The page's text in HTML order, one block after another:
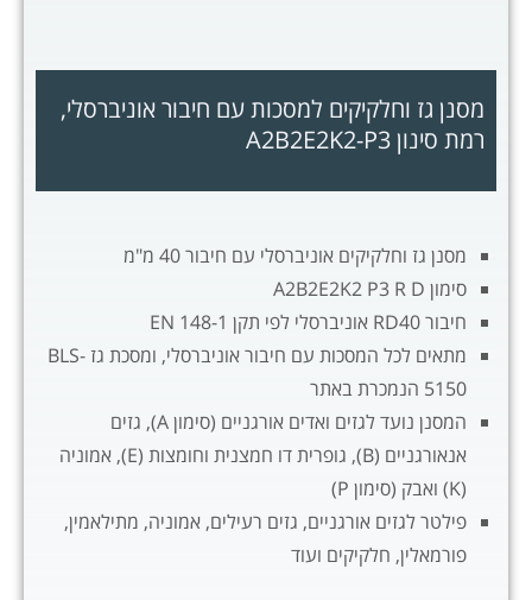
מסנן גז וחלקיקים למסכות עם חיבור אוניברסלי,
רמת סינון A2B2E2K2-P3
מסנן גז וחלקיקים אוניברסלי עם חיבור 40 מ"מ
סימון A2B2E2K2 P3 R D
חיבור RD40 אוניברסלי לפי תקן EN 148-1
מתאים לכל המסכות עם חיבור אוניברסלי, ומסכת גז BLS-
5150 הנמכרת באתר
המסנן נועד לגזים ואדים אורגניים (סימון A), גזים
אנאורגניים (B), גופרית דו חמצנית וחומצות (E), אמוניה
(K) ואבק (סימון P)
פילטר לגזים אורגניים, גזים רעילים, אמוניה, מתילאמין,
פורמאלין, חלקיקים ועוד